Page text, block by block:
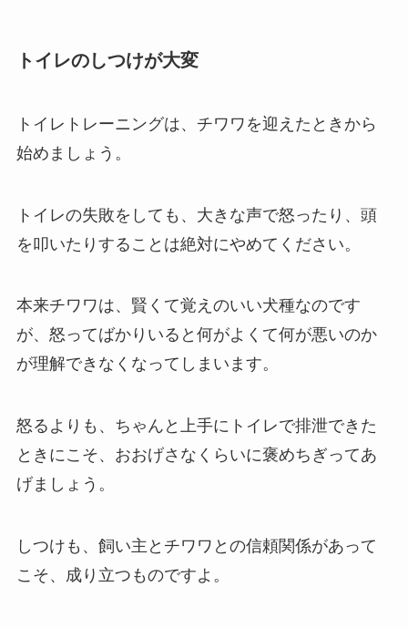
トイレのしつけが大変
トイレトレーニングは、チワワを迎えたときから
始めましょう。
トイレの失敗をしても、大きな声で怒ったり、頭
を叩いたりすることは絶対にやめてください。
本来チワワは、賢くて覚えのいい犬種なのです
が、怒ってばかりいると何がよくて何が悪いのか
が理解できなくなってしまいます。
怒るよりも、ちゃんと上手にトイレで排泄できた
ときにこそ、おおげさなくらいに褒めちぎってあ
げましょう。
しつけも、飼い主とチワワとの信頼関係があって
こそ、成り立つものですよ。